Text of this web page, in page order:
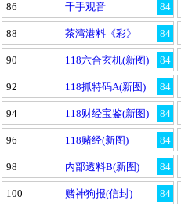
84
86 千手观音
84
88 茶湾港料《彩》
84
90 118六合玄机(新图)
84
92 118抓特码A(新图)
84
94 118财经宝鉴(新图)
84
96 118赌经(新图)
84
98 内部透料B(新图)
84
100 赌神狗报(信封)